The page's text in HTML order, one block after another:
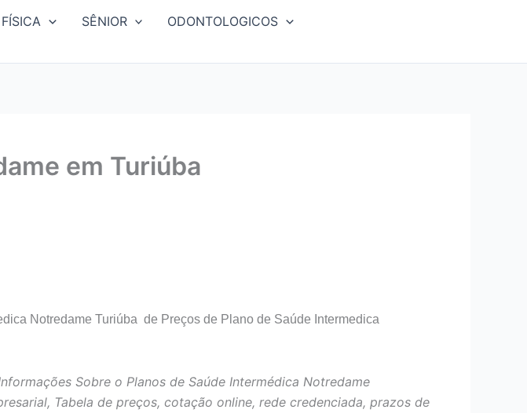
SÊNIOR
ODONTOLOGICOS
em Turiúba
Notredame Turiúba de Preços de Plano de Saúde Intermedica
Sobre o Planos de Saúde Intermédica Notredame
Tabela de preços, cotação online, rede credenciada, prazos de